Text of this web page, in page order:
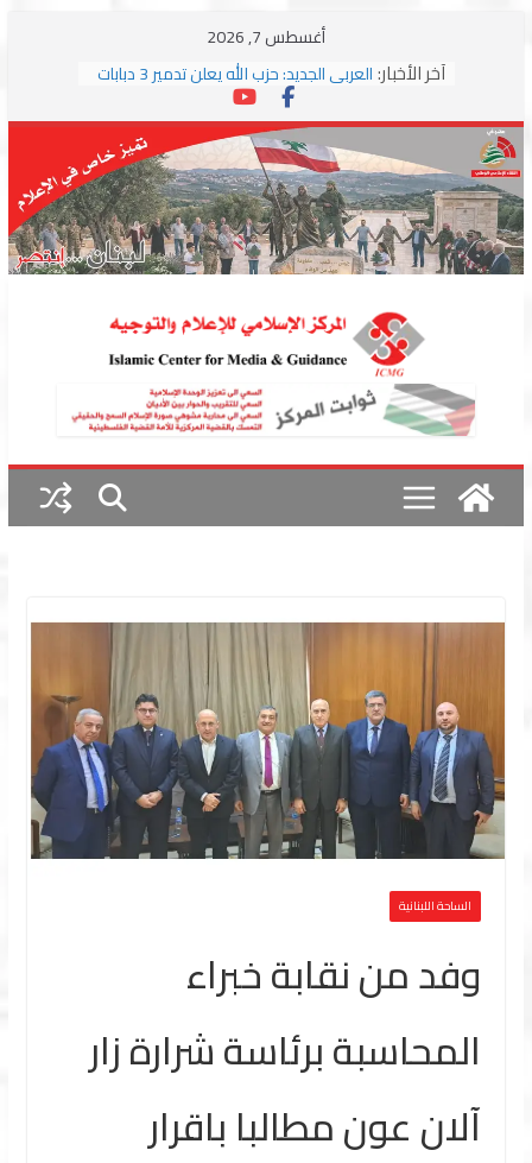
أغسطس 7, 2026
آخر الأخبار: العربي الجديد: حزب الله يعلن تدمير 3 دبابات
وسط اشتباكات مع جيش الاحتلال
ترامب: مذكرة التفاهم تمثل “استسلاما غير
مشروط” من جانب إيران
الجمهورية: إسرائيل إلى واشنطن بخريطة
احتلال جديدة ولبنان أمام اختبار التفاوض
بزشكيان وترامب يوقعان اتفاق إسلام آباد
تمهيداً لاستئناف المفاوضات
استهداف دراجة نارية على طريق العباسية
الساحة اللبنانية
وفد من نقابة خبراء
المحاسبة برئاسة شرارة زار
آلان عون مطالبا باقرار